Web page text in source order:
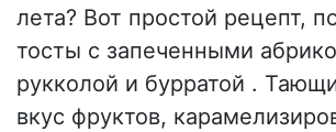
лета? Вот простой рецепт,
тосты с запеченными
рукколой и бурратой .
вкус фруктов,